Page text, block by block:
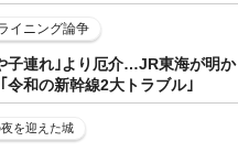
イニング論争
子連れ｣より厄介…JR東海が明
令和の新幹線2大トラブル｣
を迎えた城